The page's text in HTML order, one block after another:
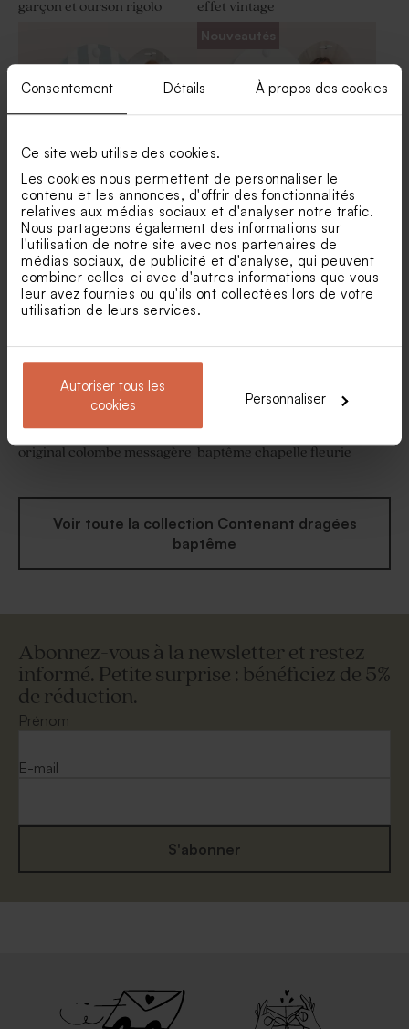
Consentement Détails À propos des cookies
Ce site web utilise des cookies.
Les cookies nous permettent de personnaliser le
contenu et les annonces, d'offrir des fonctionnalités
relatives aux médias sociaux et d'analyser notre trafic.
Nous partageons également des informations sur
l'utilisation de notre site avec nos partenaires de
médias sociaux, de publicité et d'analyse, qui peuvent
combiner celles-ci avec d'autres informations que vous
leur avez fournies ou qu'ils ont collectées lors de votre
utilisation de leurs services.
Autoriser tous les
cookies
Personnaliser
garçon et ourson rigolo
effet vintage
Etui à dragées baptême
chapelle fleurie
Nouveautés
Etui à dragées baptême
balade enchantée en forêt
original colombe messagère baptême chapelle fleurie
Voir toute la collection Contenant dragées
baptême
Abonnez-vous à la newsletter et restez
informé. Petite surprise : bénéficiez de 5%
de réduction.
Prénom
E-mail
S'abonner